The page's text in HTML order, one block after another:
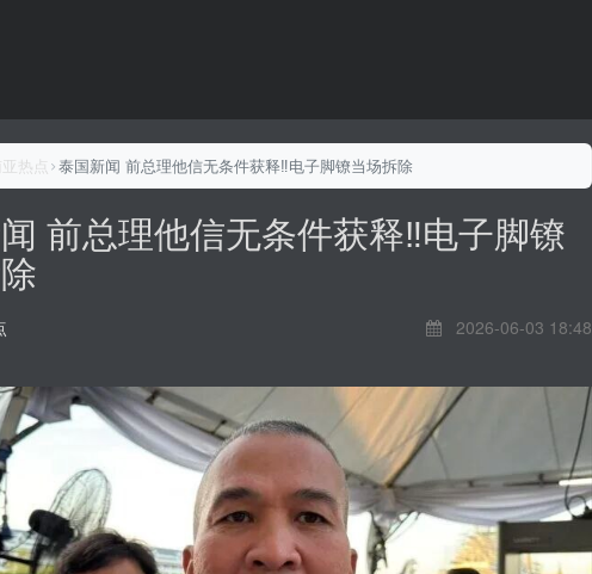
热点 泰国新闻 前总理他信无条件获释‼️电子脚镣当场拆除
前总理他信无条件获释‼️电子脚镣
2026-06-03 18:48